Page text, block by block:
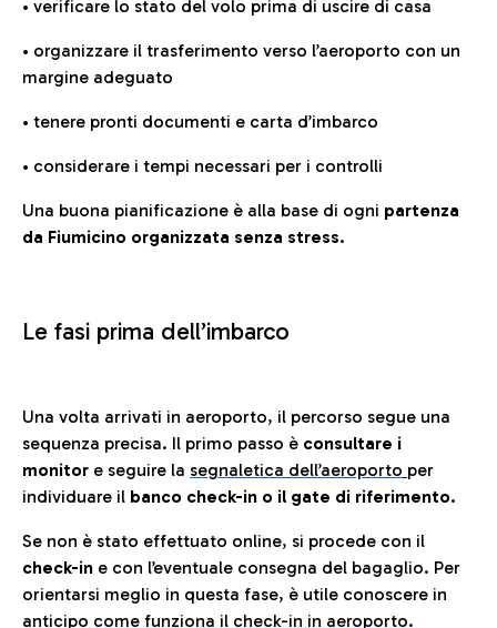
• verificare lo stato del volo prima di uscire di casa
• organizzare il trasferimento verso l’aeroporto con un
margine adeguato
• tenere pronti documenti e carta d’imbarco
• considerare i tempi necessari per i controlli
Una buona pianificazione è alla base di ogni partenza
da Fiumicino organizzata senza stress.
Le fasi prima dell’imbarco
Una volta arrivati in aeroporto, il percorso segue una
sequenza precisa. Il primo passo è consultare i
monitor e seguire la segnaletica dell’aeroporto per
individuare il banco check-in o il gate di riferimento.
Se non è stato effettuato online, si procede con il
check-in e con l’eventuale consegna del bagaglio. Per
orientarsi meglio in questa fase, è utile conoscere in
anticipo come funziona il check-in in aeroporto.